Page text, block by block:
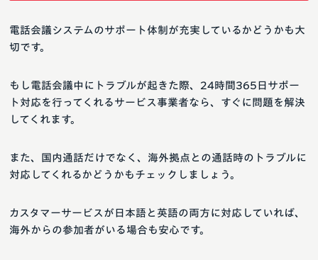
電話会議システムのサポート体制が充実しているかどうかも大
切です。
もし電話会議中にトラブルが起きた際、24時間365日サポー
ト対応を行ってくれるサービス事業者なら、すぐに問題を解決
してくれます。
また、国内通話だけでなく、海外拠点との通話時のトラブルに
対応してくれるかどうかもチェックしましょう。
カスタマーサービスが日本語と英語の両方に対応していれば、
海外からの参加者がいる場合も安心です。